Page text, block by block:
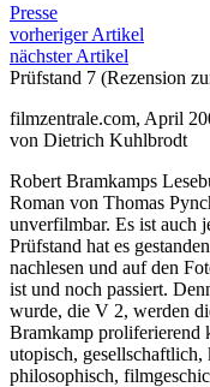
Presse
vorheriger Artikel
nächster Artikel
Prüfstand 7 (Rezension
filmzentrale.com, April
von Dietrich Kuhlbrodt
Robert Bramkamps
Roman von Thomas
unverfilmbar. Es ist auch
Prüfstand hat es
nachlesen und auf den
ist und noch passiert.
wurde, die V 2, werden
Bramkamp proliferierend
utopisch,
philosophisch,